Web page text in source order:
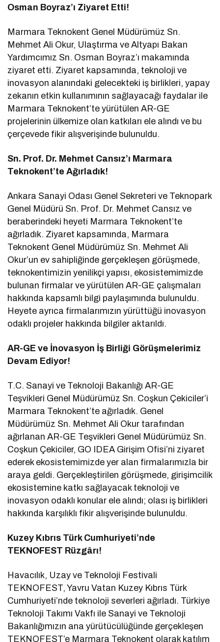
Osman Boyraz’ı Ziyaret Etti!
Marmara Teknokent Genel Müdürümüz Sn.
Mehmet Ali Okur, Ulaştırma ve Altyapı Bakan
Yardımcımız Sn. Osman Boyraz’ı makamında
ziyaret etti. Ziyaret kapsamında, teknoloji ve
inovasyon alanındaki gelecekteki iş birlikleri, yapay
zekanın etkin kullanımının sağlayacağı faydalar ile
Marmara Teknokent’te yürütülen AR-GE
projelerinin ülkemize olan katkıları ele alındı ve bu
çerçevede fikir alışverişinde bulunuldu.
Sn. Prof. Dr. Mehmet Cansız’ı Marmara
Teknokent’te Ağırladık!
Ankara Sanayi Odası Genel Sekreteri ve Teknopark
Genel Müdürü Sn. Prof. Dr. Mehmet Cansız ve
beraberindeki heyeti Marmara Teknokent’te
ağırladık. Ziyaret kapsamında, Marmara
Teknokent Genel Müdürümüz Sn. Mehmet Ali
Okur’un ev sahipliğinde gerçekleşen görüşmede,
teknokentimizin yenilikçi yapısı, ekosistemimizde
bulunan firmalar ve yürütülen AR-GE çalışmaları
hakkında kapsamlı bilgi paylaşımında bulunuldu.
Heyete ayrıca firmalarımızın yürüttüğü inovasyon
odaklı projeler hakkında bilgiler aktarıldı.
AR-GE ve İnovasyon İş Birliği Görüşmelerimiz
Devam Ediyor!
T.C. Sanayi ve Teknoloji Bakanlığı AR-GE
Teşvikleri Genel Müdürümüz Sn. Coşkun Çekiciler’i
Marmara Teknokent’te ağırladık. Genel
Müdürümüz Sn. Mehmet Ali Okur tarafından
ağırlanan AR-GE Teşvikleri Genel Müdürümüz Sn.
Coşkun Çekiciler, GO IDEA Girişim Ofisi’ni ziyaret
ederek ekosistemimizde yer alan firmalarımızla bir
araya geldi. Gerçekleştirilen görüşmede, girişimcilik
ekosistemine katkı sağlayacak teknoloji ve
inovasyon odaklı konular ele alındı; olası iş birlikleri
hakkında karşılıklı fikir alışverişinde bulunuldu.
Kuzey Kıbrıs Türk Cumhuriyeti’nde
TEKNOFEST Rüzgârı!
Havacılık, Uzay ve Teknoloji Festivali
TEKNOFEST, Yavru Vatan Kuzey Kıbrıs Türk
Cumhuriyeti’nde teknoloji severleri ağırladı. Türkiye
Teknoloji Takımı Vakfı ile Sanayi ve Teknoloji
Bakanlığımızın ana yürütücülüğünde gerçekleşen
TEKNOFEST’e Marmara Teknokent olarak katılım